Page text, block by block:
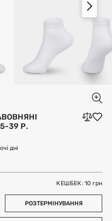
39 Р.
дні
КЕШБЕК: 10грн
РОЗТЕРМІНУВАННЯ